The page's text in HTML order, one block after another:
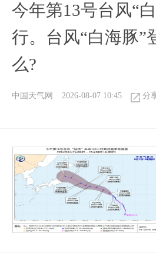
今年第13号台风“
行。台风“白海豚”
么?
中国天气网 2026-08-07 10:45 分